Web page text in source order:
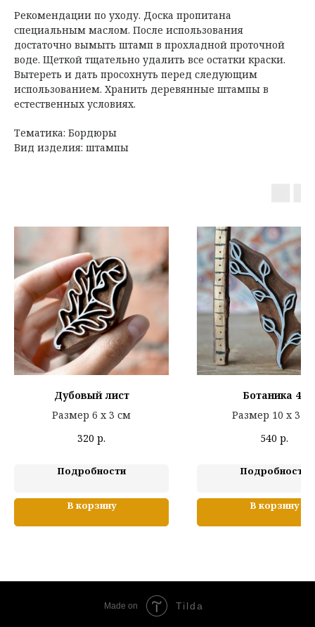
Рекомендации по уходу. Доска пропитана
специальным маслом. После использования
достаточно вымыть штамп в прохладной проточной
воде. Щеткой тщательно удалить все остатки краски.
Вытереть и дать просохнуть перед следующим
использованием. Хранить деревянные штампы в
естественных условиях.
Тематика: Бордюры
Вид изделия: штампы
Дубовый лист
Размер 6 х 3 см
320 р.
Подробности
В корзину
Ботаника 40
Размер 10 х 3
540 р.
Подробности
В корзину
Made on Tilda